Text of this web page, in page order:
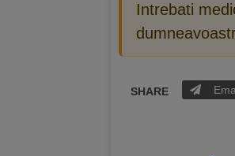
Intrebati
SHARE